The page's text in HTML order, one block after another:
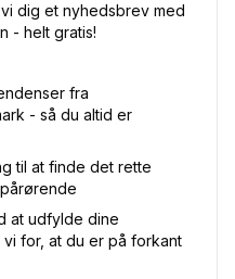
dig et nyhedsbrev med
- helt gratis!
fra
- så du altid er
til at finde det rette
at udfylde dine
for, at du er på forkant